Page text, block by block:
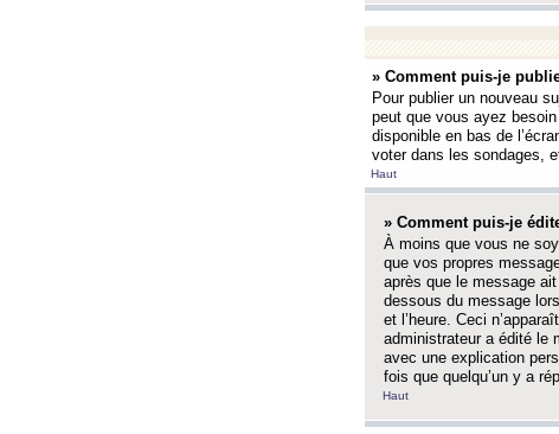
» Comment puis-je
Pour publier un nouveau
peut que vous ayez
disponible en bas de
voter dans les sondages,
Haut
» Comment puis-je
À moins que vous ne
que vos propres
après que le message
dessous du message
et l’heure. Ceci
administrateur a édité le
avec une explication
fois que quelqu’un y a
Haut